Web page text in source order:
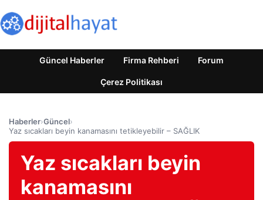
Güncel Haberler Firma Rehberi Forum
Çerez Politikası
Haberler›Güncel›
Yaz sıcakları beyin kanamasını tetikleyebilir – SAĞLIK
Yaz sıcakları beyin
kanamasını